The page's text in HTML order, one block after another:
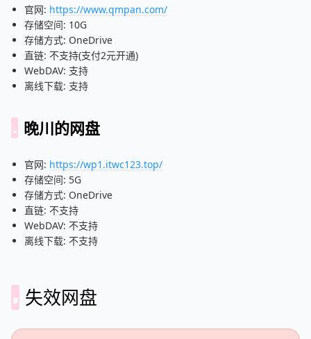
官网: https://www.qmpan.com/
存储空间: 10G
存储方式: OneDrive
直链: 不支持(支付2元开通)
WebDAV: 支持
离线下载: 支持
晚川的网盘
官网: https://wp1.itwc123.top/
存储空间: 5G
存储方式: OneDrive
直链: 不支持
WebDAV: 不支持
离线下载: 不支持
失效网盘